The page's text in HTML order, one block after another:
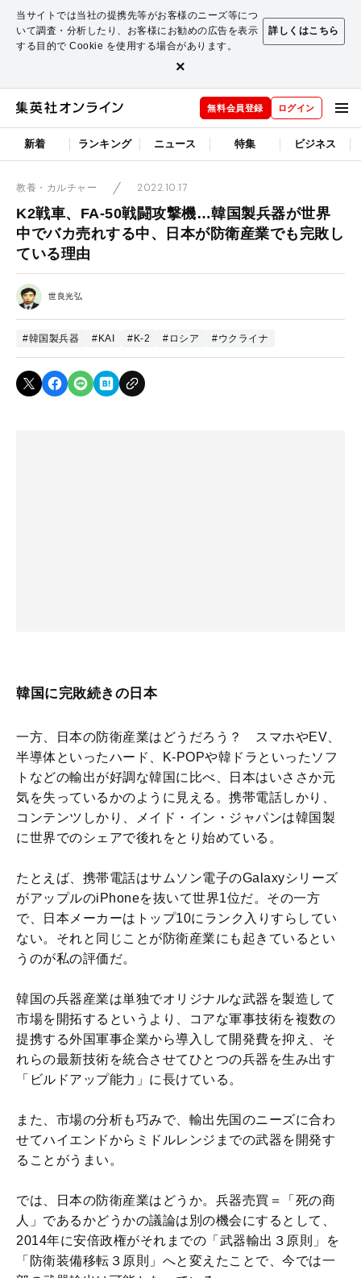
当サイトでは当社の提携先等がお客様のニーズ等につ
いて調査・分析したり、お客様にお勧めの広告を表示
する目的で Cookie を使用する場合があります。
詳しくはこちら
×
無料会員登録 ログイン
新着 ランキング ニュース 特集 ビジネス
教養・カルチャー 2022.10.17
K2戦車、FA-50戦闘攻撃機…韓国製兵器が世界
中でバカ売れする中、日本が防衛産業でも完敗し
ている理由
世良光弘
#韓国製兵器 #KAI #K-2 #ロシア #ウクライナ
韓国に完敗続きの日本
一方、日本の防衛産業はどうだろう？ スマホやEV、
半導体といったハード、K-POPや韓ドラといったソフ
トなどの輸出が好調な韓国に比べ、日本はいささか元
気を失っているかのように見える。携帯電話しかり、
コンテンツしかり、メイド・イン・ジャパンは韓国製
に世界でのシェアで後れをとり始めている。
たとえば、携帯電話はサムソン電子のGalaxyシリーズ
がアップルのiPhoneを抜いて世界1位だ。その一方
で、日本メーカーはトップ10にランク入りすらしてい
ない。それと同じことが防衛産業にも起きているとい
うのが私の評価だ。
韓国の兵器産業は単独でオリジナルな武器を製造して
市場を開拓するというより、コアな軍事技術を複数の
提携する外国軍事企業から導入して開発費を抑え、そ
れらの最新技術を統合させてひとつの兵器を生み出す
「ビルドアップ能力」に長けている。
また、市場の分析も巧みで、輸出先国のニーズに合わ
せてハイエンドからミドルレンジまでの武器を開発す
ることがうまい。
では、日本の防衛産業はどうか。兵器売買＝「死の商
人」であるかどうかの議論は別の機会にするとして、
2014年に安倍政権がそれまでの「武器輸出３原則」を
「防衛装備移転３原則」へと変えたことで、今では一